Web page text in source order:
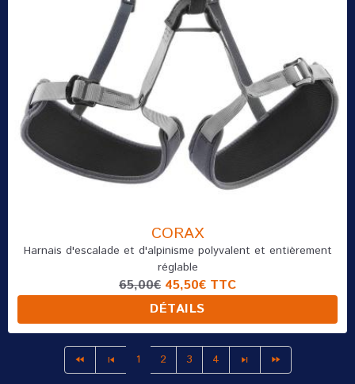
CORAX
Harnais d'escalade et d'alpinisme polyvalent et entièrement
réglable
65,00€ 45,50€ TTC
DÉTAILS
1 2 3 4